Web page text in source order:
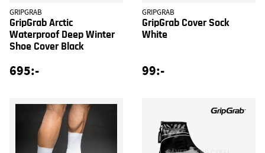
GRIPGRAB
GripGrab Arctic
Waterproof Deep Winter
Shoe Cover Black
695:-
GRIPGRAB
GripGrab Cover Sock
White
99:-